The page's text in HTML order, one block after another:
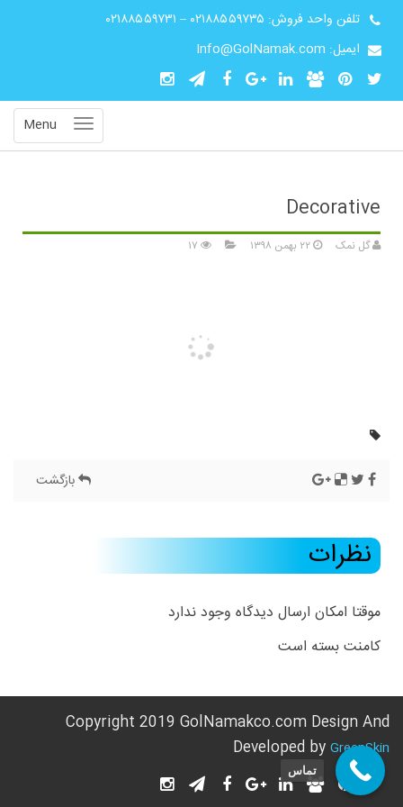
تلفن واحد فروش: ۰۲۱۸۸۵۵۹۷۳۵ – ۰۲۱۸۸۵۵۹۷۳۱
ایمیل: Info@GolNamak.com
Menu
Decorative
گل نمک
بازگشت
نظرات
موقتا امکان ارسال دیدگاه وجود ندارد
کامنت بسته است
Copyright 2019 GolNamakco.com Design And
Developed by GreenSkin
تماس